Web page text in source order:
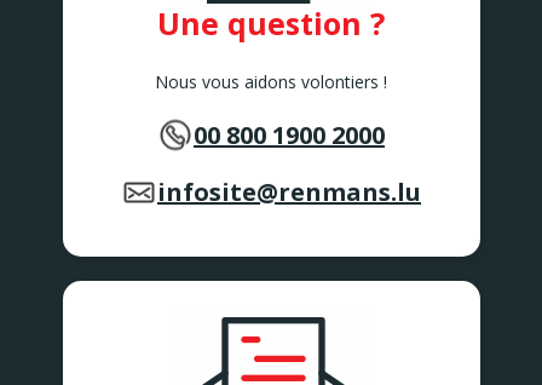
Une question ?
Nous vous aidons volontiers !
00 800 1900 2000
infosite@renmans.lu